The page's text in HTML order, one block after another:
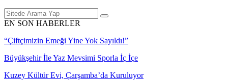
EN SON HABERLER
“Çiftçimizin Emeği Yine Yok Sayıldı!”
Büyükşehir İle Yaz Mevsimi Sporla İç İçe
Kuzey Kültür Evi, Çarşamba’da Kuruluyor